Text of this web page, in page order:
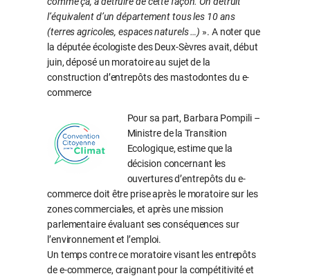
l’équivalent d’un département tous les 10 ans
(terres agricoles, espaces naturels …) ». A noter que
la députée écologiste des Deux-Sèvres avait, début
juin, déposé un moratoire au sujet de la
construction d’entrepôts des mastodontes du e-
commerce
Pour sa part, Barbara Pompili –
Ministre de la Transition
Ecologique, estime que la
décision concernant les
ouvertures d’entrepôts du e-
commerce doit être prise après le moratoire sur les
zones commerciales, et après une mission
parlementaire évaluant ses conséquences sur
l’environnement et l’emploi.
Un temps contre ce moratoire visant les entrepôts
de e-commerce, craignant pour la compétitivité et